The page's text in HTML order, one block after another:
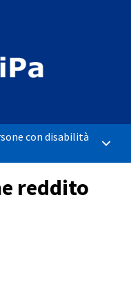
con disabilità
reddito